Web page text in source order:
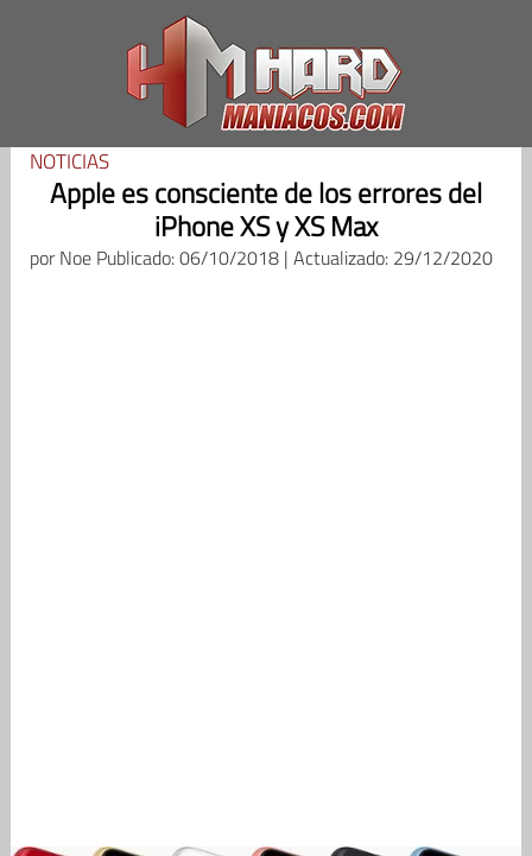
NOTICIAS
Apple es consciente de los errores del
iPhone XS y XS Max
porNoe Publicado: 06/10/2018 | Actualizado: 29/12/2020